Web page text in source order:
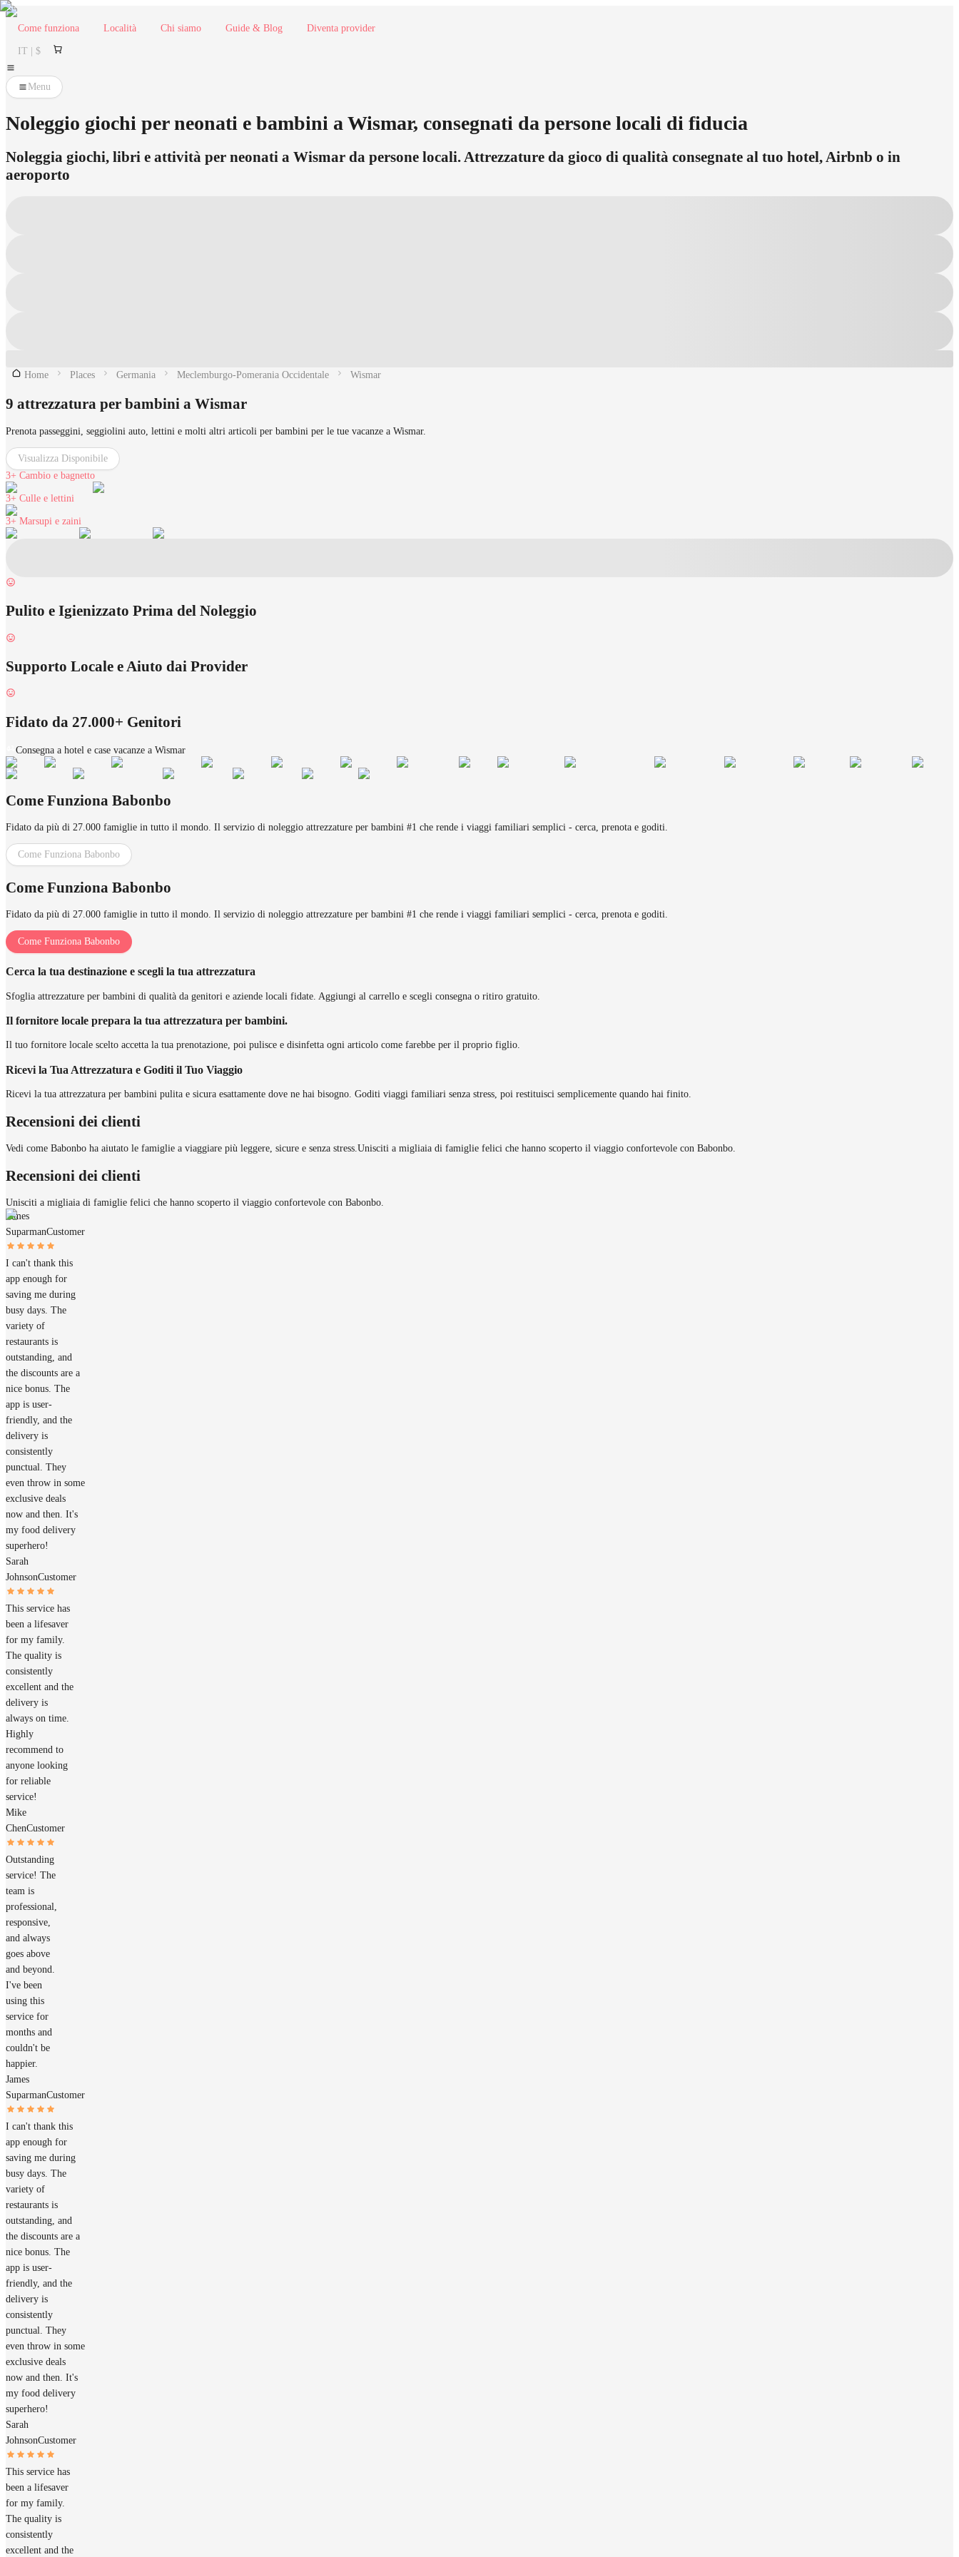
Come funziona Località Chi siamo Guide & Blog Diventa provider
IT | $
Menu
Noleggio giochi per neonati e bambini a Wismar, consegnati da persone locali di fiducia
Noleggia giochi, libri e attività per neonati a Wismar da persone locali. Attrezzature da gioco di qualità consegnate al tuo hotel, Airbnb o in
aeroporto
Home Places Germania Meclemburgo-Pomerania Occidentale Wismar
9 attrezzatura per bambini a Wismar
Prenota passeggini, seggiolini auto, lettini e molti altri articoli per bambini per le tue vacanze a Wismar.
Visualizza Disponibile
3+ Cambio e bagnetto
3+ Culle e lettini
3+ Marsupi e zaini
Pulito e Igienizzato Prima del Noleggio
Supporto Locale e Aiuto dai Provider
Fidato da 27.000+ Genitori
Consegna a hotel e case vacanze a Wismar
Come Funziona Babonbo
Fidato da più di 27.000 famiglie in tutto il mondo. Il servizio di noleggio attrezzature per bambini #1 che rende i viaggi familiari semplici - cerca, prenota e goditi.
Come Funziona Babonbo
Come Funziona Babonbo
Fidato da più di 27.000 famiglie in tutto il mondo. Il servizio di noleggio attrezzature per bambini #1 che rende i viaggi familiari semplici - cerca, prenota e goditi.
Come Funziona Babonbo
Cerca la tua destinazione e scegli la tua attrezzatura
Sfoglia attrezzature per bambini di qualità da genitori e aziende locali fidate. Aggiungi al carrello e scegli consegna o ritiro gratuito.
Il fornitore locale prepara la tua attrezzatura per bambini.
Il tuo fornitore locale scelto accetta la tua prenotazione, poi pulisce e disinfetta ogni articolo come farebbe per il proprio figlio.
Ricevi la Tua Attrezzatura e Goditi il Tuo Viaggio
Ricevi la tua attrezzatura per bambini pulita e sicura esattamente dove ne hai bisogno. Goditi viaggi familiari senza stress, poi restituisci semplicemente quando hai finito.
Recensioni dei clienti
Vedi come Babonbo ha aiutato le famiglie a viaggiare più leggere, sicure e senza stress.Unisciti a migliaia di famiglie felici che hanno scoperto il viaggio confortevole con Babonbo.
Recensioni dei clienti
Unisciti a migliaia di famiglie felici che hanno scoperto il viaggio confortevole con Babonbo.
James
SuparmanCustomer
I can't thank this
app enough for
saving me during
busy days. The
variety of
restaurants is
outstanding, and
the discounts are a
nice bonus. The
app is user-
friendly, and the
delivery is
consistently
punctual. They
even throw in some
exclusive deals
now and then. It's
my food delivery
superhero!
Sarah
JohnsonCustomer
This service has
been a lifesaver
for my family.
The quality is
consistently
excellent and the
delivery is
always on time.
Highly
recommend to
anyone looking
for reliable
service!
Mike
ChenCustomer
Outstanding
service! The
team is
professional,
responsive,
and always
goes above
and beyond.
I've been
using this
service for
months and
couldn't be
happier.
James
SuparmanCustomer
I can't thank this
app enough for
saving me during
busy days. The
variety of
restaurants is
outstanding, and
the discounts are a
nice bonus. The
app is user-
friendly, and the
delivery is
consistently
punctual. They
even throw in some
exclusive deals
now and then. It's
my food delivery
superhero!
Sarah
JohnsonCustomer
This service has
been a lifesaver
for my family.
The quality is
consistently
excellent and the